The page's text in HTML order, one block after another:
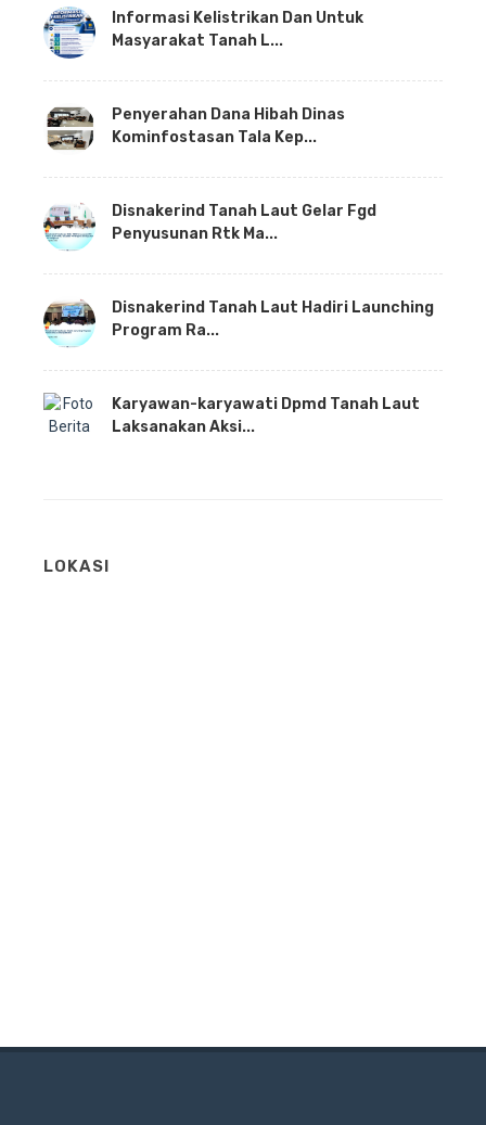
Informasi Kelistrikan Dan Untuk
Masyarakat Tanah L...
Penyerahan Dana Hibah Dinas
Kominfostasan Tala Kep...
Disnakerind Tanah Laut Gelar Fgd
Penyusunan Rtk Ma...
Disnakerind Tanah Laut Hadiri Launching
Program Ra...
Karyawan-karyawati Dpmd Tanah Laut
Laksanakan Aksi...
LOKASI